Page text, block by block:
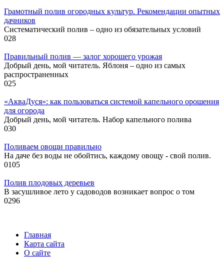
Грамотный полив огородных культур. Рекомендации опытных
дачников
Систематический полив – одно из обязательных условий
028
Правильный полив — залог хорошего урожая
Добрый день, мой читатель. Яблоня – одно из самых
распространенных
025
«АкваДуся»: как пользоваться системой капельного орошения
для огорода
Добрый день, мой читатель. Набор капельного полива
030
Поливаем овощи правильно
На даче без воды не обойтись, каждому овощу - свой полив.
0105
Полив плодовых деревьев
В засушливое лето у садоводов возникает вопрос о том
0296
Главная
Карта сайта
О сайте